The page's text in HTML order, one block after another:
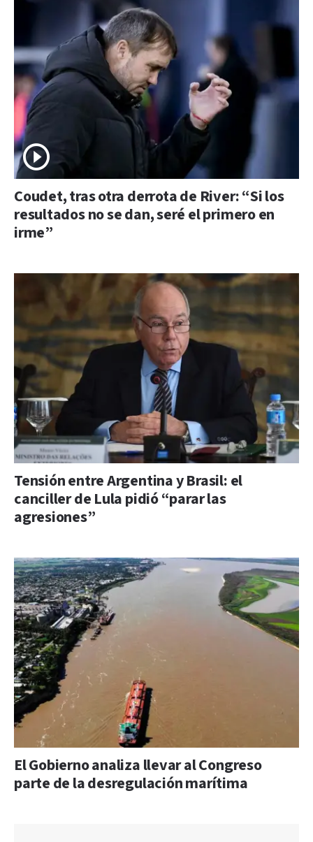
Coudet, tras otra derrota de River: “Si los
resultados no se dan, seré el primero en
irme”
Tensión entre Argentina y Brasil: el
canciller de Lula pidió “parar las
agresiones”
El Gobierno analiza llevar al Congreso
parte de la desregulación marítima